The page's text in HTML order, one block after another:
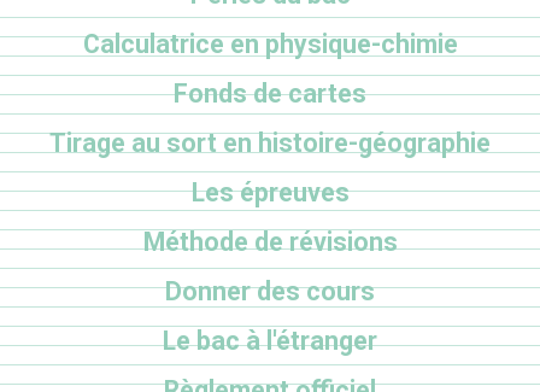
Calculatrice en physique-chimie
Fonds de cartes
Tirage au sort en histoire-géographie
Les épreuves
Méthode de révisions
Donner des cours
Le bac à l'étranger